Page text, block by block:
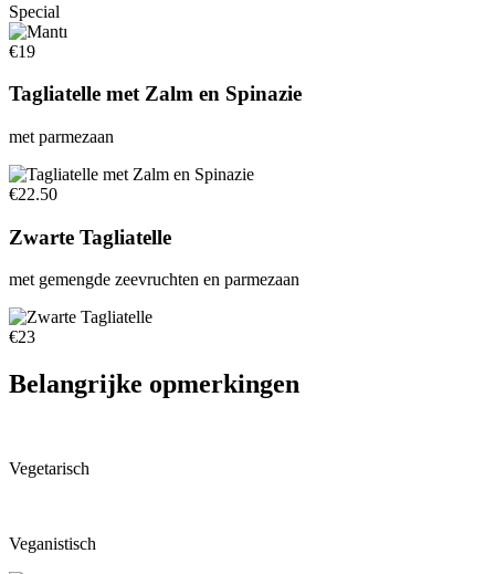
Special
€19
Tagliatelle met Zalm en Spinazie
met parmezaan
€22.50
Zwarte Tagliatelle
met gemengde zeevruchten en parmezaan
€23
Belangrijke opmerkingen
Vegetarisch
Veganistisch